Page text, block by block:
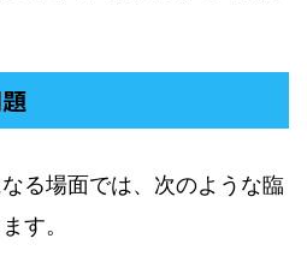
る場面では、次のような臨
す。